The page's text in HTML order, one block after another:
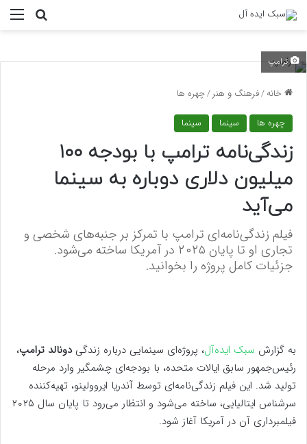
ترامپ
خانه/فرهنگ و هنر/چهره ها
چهره ها سینما سینما
زندگی‌نامه ترامپ با بودجه ۱۰۰
میلیون دلاری دوباره به سینما
می‌آید
فیلم زندگی‌نامه‌ای ترامپ با تمرکز بر جنبه‌های شخصی و
تجاری او تا پایان ۲۰۲۵ در آمریکا ساخته می‌شود.
جزئیات کامل پروژه را بخوانید.
به گزارش سبک ایده‌آل، پروژه‌ای سینمایی درباره زندگیدونالد ترامپ،
رئیس‌جمهور سابق ایالات متحده، با بودجه‌ای چشمگیر وارد مرحله
تولید شد. این فیلم زندگی‌نامه‌ای توسط آندریا ایروولینو، تهیه‌کننده
سرشناس ایتالیایی، ساخته می‌شود و انتظار می‌رود تا پایان سال ۲۰۲۵
فیلمبرداری آن در آمریکا آغاز شود.